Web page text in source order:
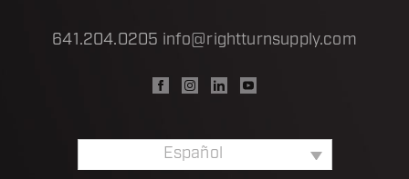
641.204.0205 info@rightturnsupply.com
Español